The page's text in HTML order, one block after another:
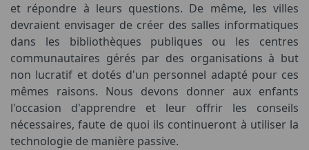
et répondre à leurs questions. De même, les villes
devraient envisager de créer des salles informatiques
dans les bibliothèques publiques ou les centres
communautaires gérés par des organisations à but
non lucratif et dotés d'un personnel adapté pour ces
mêmes raisons. Nous devons donner aux enfants
l'occasion d'apprendre et leur offrir les conseils
nécessaires, faute de quoi ils continueront à utiliser la
technologie de manière passive.